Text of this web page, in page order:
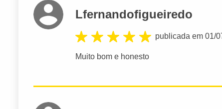
Lfernandofigueiredo
publicada em 01/
Muito bom e honesto